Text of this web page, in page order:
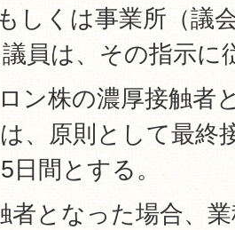
しくは事業所（議
員は、その指示に
ロン株の濃厚接触者
、原則として最終
間とする。
者となった場合、